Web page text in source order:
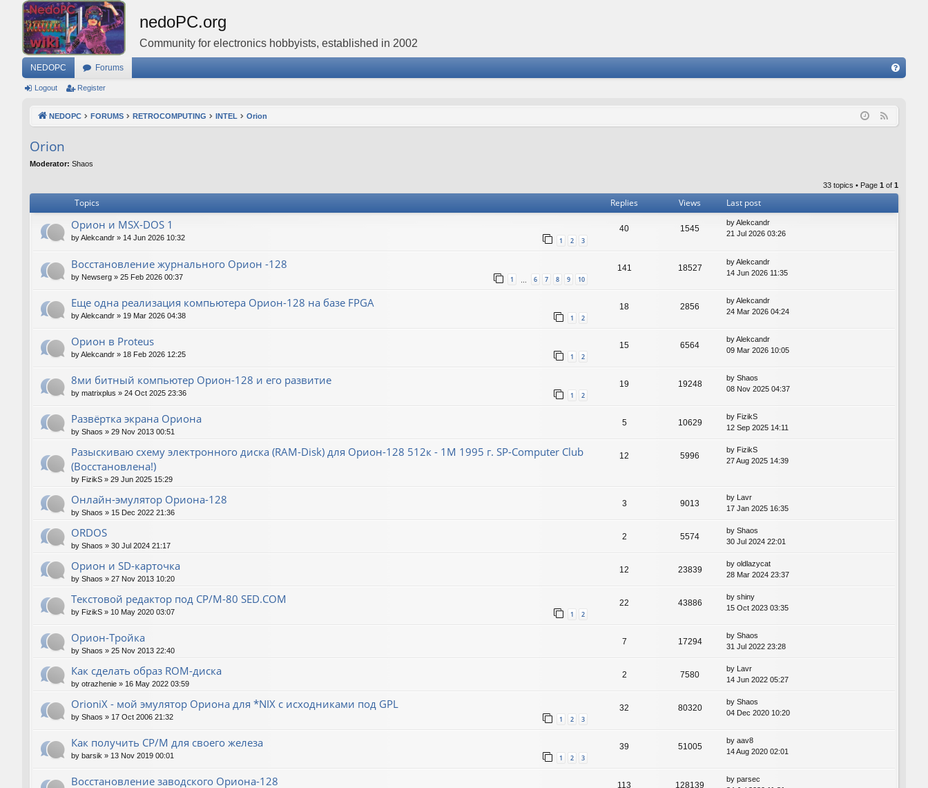
nedoPC.org
Community for electronics hobbyists, established in 2002
NEDOPC Forums
Q
Logout Register
NEDOPC FORUMS RETROCOMPUTING INTEL Orion
Orion
Moderator: Shaos
33 topics • Page 1 of 1
Topics Replies Views Last post
Орион и MSX-DOS 1
byAlekcandr » 14 Jun 2026 10:32 1 2 3
40 1545
byAlekcandr
21 Jul 2026 03:26
Восстановление журнального Орион -128
by Newserg » 25 Feb 2026 00:37 1 6 7 8 9 10
141 18527
byAlekcandr
14 Jun 2026 11:35
Еще одна реализация компьютера Орион-128 на базе FPGA
byAlekcandr » 19 Mar 2026 04:38 1 2
18 2856
byAlekcandr
24 Mar 2026 04:24
Орион в Proteus
byAlekcandr » 18 Feb 2026 12:25 1 2
15 6564
byAlekcandr
09 Mar 2026 10:05
8ми битный компьютер Орион-128 и его развитие
by matrixplus » 24 Oct 2025 23:36 1 2
19 19248
by Shaos
08 Nov 2025 04:37
Развёртка экрана Ориона
by Shaos » 29 Nov 2013 00:51
5 10629
by FizikS
12 Sep 2025 14:11
Разыскиваю схему электронного диска (RAM-Disk) для Орион-128 512к - 1М 1995 г. SP-Computer Club
(Восстановлена!)
by FizikS » 29 Jun 2025 15:29
12 5996
by FizikS
27 Aug 2025 14:39
Онлайн-эмулятор Ориона-128
by Shaos » 15 Dec 2022 21:36
3 9013
by Lavr
17 Jan 2025 16:35
ORDOS
by Shaos » 30 Jul 2024 21:17
2 5574
by Shaos
30 Jul 2024 22:01
Орион и SD-карточка
by Shaos » 27 Nov 2013 10:20
12 23839
by oldlazycat
28 Mar 2024 23:37
Текстовой редактор под CP/M-80 SED.COM
by FizikS » 10 May 2020 03:07 1 2
22 43886
by shiny
15 Oct 2023 03:35
Орион-Тройка
by Shaos » 25 Nov 2013 22:40
7 17294
by Shaos
31 Jul 2022 23:28
Как сделать образ ROM-диска
by otrazhenie » 16 May 2022 03:59
2 7580
by Lavr
14 Jun 2022 05:27
OrioniX - мой эмулятор Ориона для *NIX с исходниками под GPL
by Shaos » 17 Oct 2006 21:32 1 2 3
32 80320
by Shaos
04 Dec 2020 10:20
Как получить CP/M для своего железа
by barsik » 13 Nov 2019 00:01 1 2 3
39 51005
by aav8
14 Aug 2020 02:01
Восстановление заводского Ориона-128 113 128139
by parsec